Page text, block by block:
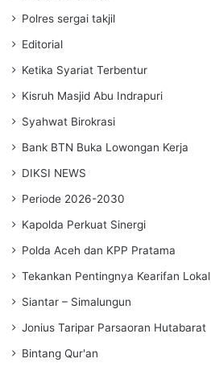
Polres sergai takjil
Editorial
Ketika Syariat Terbentur
Kisruh Masjid Abu Indrapuri
Syahwat Birokrasi
Bank BTN Buka Lowongan Kerja
DIKSI NEWS
Periode 2026-2030
Kapolda Perkuat Sinergi
Polda Aceh dan KPP Pratama
Tekankan Pentingnya Kearifan Lokal
Siantar – Simalungun
Jonius Taripar Parsaoran Hutabarat
Bintang Qur'an